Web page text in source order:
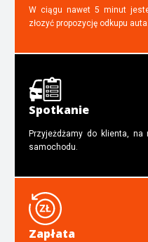
W ciągu nawet 5 minut
złozyć propozycję odkupu auta.
Spotkanie
Przyjeżdżamy do klienta,
samochodu.
Zapłata